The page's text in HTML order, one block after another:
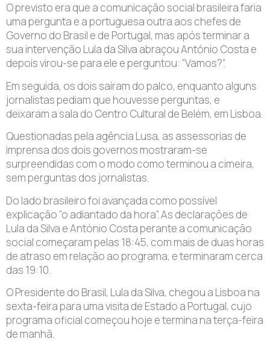
O previsto era que a comunicação social brasileira faria
uma pergunta e a portuguesa outra aos chefes de
Governo do Brasil e de Portugal, mas após terminar a
sua intervenção Lula da Silva abraçou António Costa e
depois virou-se para ele e perguntou: “Vamos?”.
Em seguida, os dois saíram do palco, enquanto alguns
jornalistas pediam que houvesse perguntas, e
deixaram a sala do Centro Cultural de Belém, em Lisboa.
Questionadas pela agência Lusa, as assessorias de
imprensa dos dois governos mostraram-se
surpreendidas com o modo como terminou a cimeira,
sem perguntas dos jornalistas.
Do lado brasileiro foi avançada como possível
explicação “o adiantado da hora”. As declarações de
Lula da Silva e António Costa perante a comunicação
social começaram pelas 18:45, com mais de duas horas
de atraso em relação ao programa, e terminaram cerca
das 19:10.
O Presidente do Brasil, Lula da Silva, chegou a Lisboa na
sexta-feira para uma visita de Estado a Portugal, cujo
programa oficial começou hoje e termina na terça-feira
de manhã.